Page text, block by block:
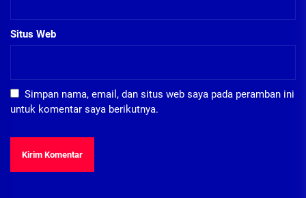
Situs Web
Simpan nama, email, dan situs web saya pada peramban ini
untuk komentar saya berikutnya.